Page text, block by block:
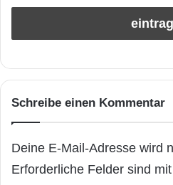
Schreibe einen Kommentar
Deine E-Mail-Adresse wird
Erforderliche Felder sind mit